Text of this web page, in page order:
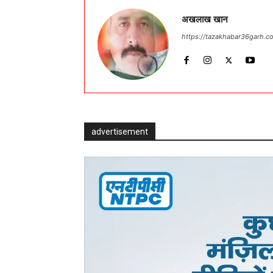
अखलाख खान
https://
advertisement